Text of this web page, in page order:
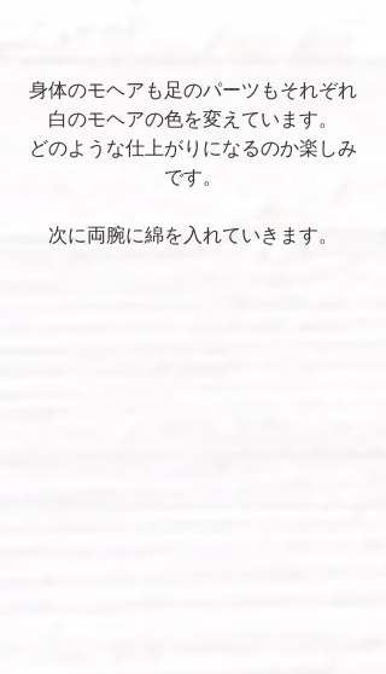
身体のモヘアも足のパーツもそれぞれ
白のモヘアの色を変えています。
どのような仕上がりになるのか楽しみ
です。
次に両腕に綿を入れていきます。